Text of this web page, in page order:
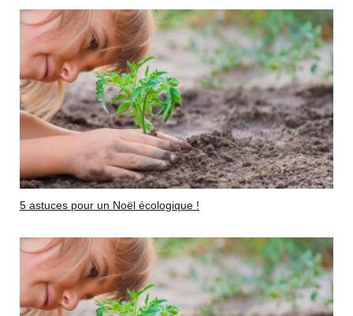
5 astuces pour un Noël écologique !